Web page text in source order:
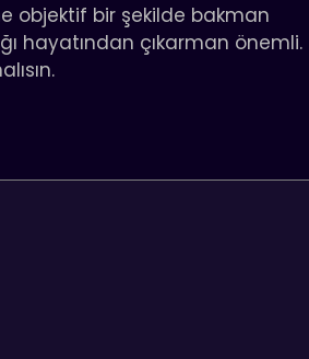
objektif bir şekilde bakman
hayatından çıkarman önemli.